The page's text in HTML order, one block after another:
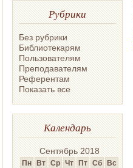
Рубрики
Без рубрики
Библиотекарям
Пользователям
Преподавателям
Референтам
Показать все
Календарь
Сентябрь 2018
Пн Вт Ср Чт Пт Сб Вс